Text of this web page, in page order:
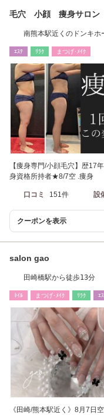
毛穴 小顔 痩身サロ
南熊本駅近くのドンキ
ｴｽﾃ ﾘﾗｸ まつげ･ﾒｲｸ
【痩身専門/小顔毛穴】歴17
身資格所持者★8/7空 .痩身
口コミ 151件 設
クーポンを表示
salon gao
田崎橋駅から徒歩13分
ﾈｲﾙ まつげ･ﾒｲｸ ﾘﾗｸ ｴ
《田崎/熊本駅近く》8月7日